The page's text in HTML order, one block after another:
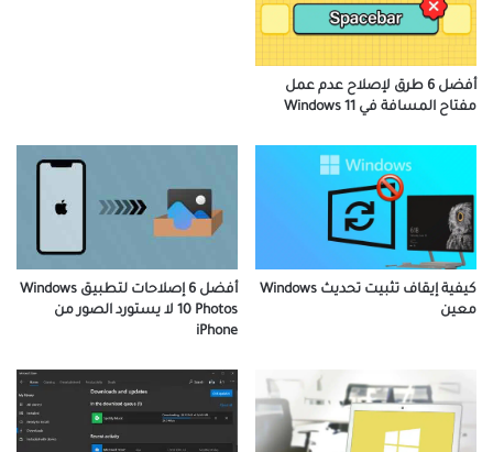
أفضل 6 طرق لإصلاح عدم عمل
مفتاح المسافة في Windows 11
أفضل 6 إصلاحات لتطبيق Windows
10 Photos لا يستورد الصور من
iPhone
كيفية إيقاف تثبيت تحديث Windows
معين